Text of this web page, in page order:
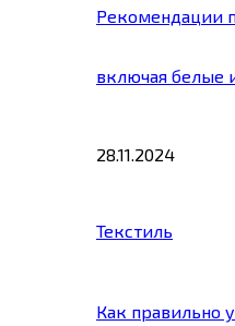
Рекомендации
включая белые
28.11.2024
Текстиль
Как правильно